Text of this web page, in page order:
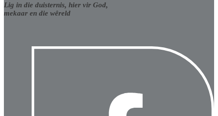
Lig in die duisternis, hier vir God,
mekaar en die wêreld